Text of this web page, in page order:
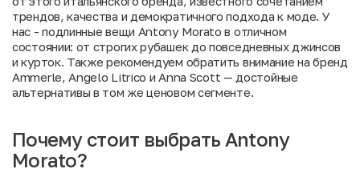
трендов, качества и демократичного подхода к моде. У
нас - подлинные вещи Antony Morato в отличном
состоянии: от строгих рубашек до повседневных джинсов
и курток. Также рекомендуем обратить внимание набренд
Ammerle, Angelo Litrico и Anna Scott — достойные
альтернативы в том же ценовом сегменте.
Почему стоит выбрать Antony
Morato?